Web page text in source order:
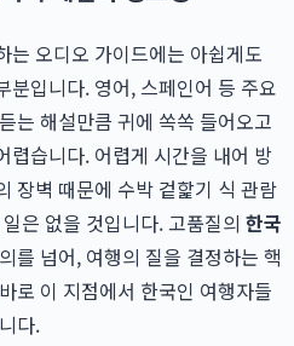
는 오디오 가이드에는 아쉽게도
분입니다. 영어, 스페인어 등 주요
는 해설만큼 귀에 쏙쏙 들어오고
렵습니다. 어렵게 시간을 내어 방
장벽 때문에 수박 겉핥기 식 관람
은 없을 것입니다. 고품질의 한국
를 넘어, 여행의 질을 결정하는 핵
로 이 지점에서 한국인 여행자들
다.